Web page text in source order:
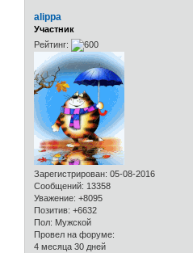
alippa
Участник
Рейтинг:
Зарегистрирован: 05-08-2016
Сообщений: 13358
Уважение: +8095
Позитив: +6632
Пол: Мужской
Провел на форуме:
4 месяца 30 дней